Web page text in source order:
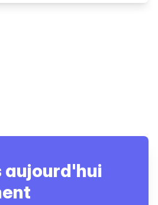
aujourd'hui